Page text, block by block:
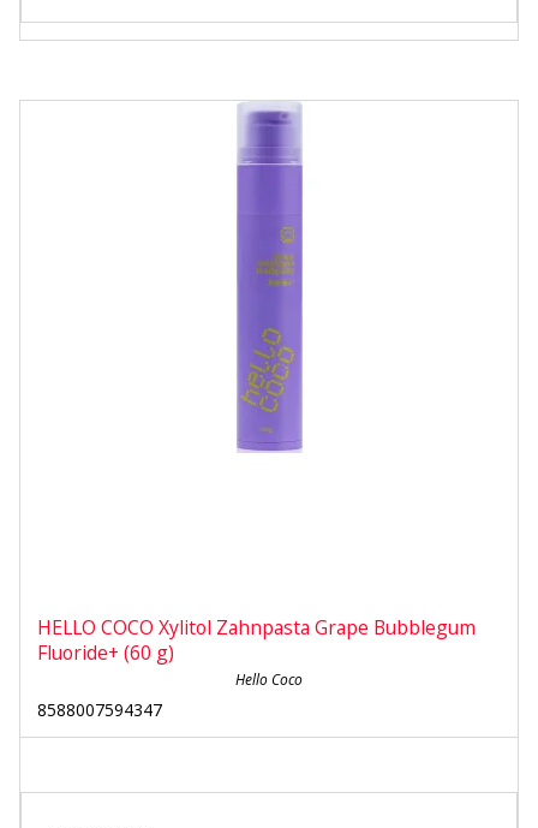
HELLO COCO Xylitol Zahnpasta Grape Bubblegum
Fluoride+ (60 g)
Hello Coco
8588007594347